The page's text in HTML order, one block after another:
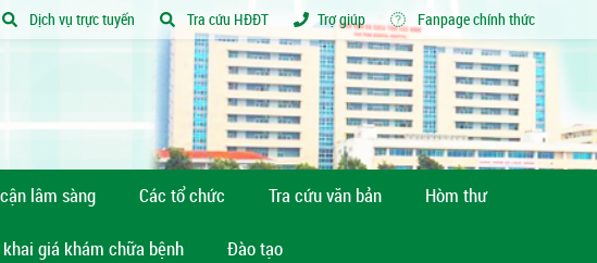
Dịch vụ trực tuyến Tra cứu HĐĐT Trợ giúp Fanpage chính thức
lâm sàng Các tổ chức Tra cứu văn bản Hòm thư
khai giá khám chữa bệnh Đào tạo